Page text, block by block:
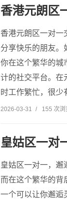
香港元朗区
香港元朗区一对一
分享快乐的朋友。
你在这个繁华的城
计的社交平台。在
时工作繁忙，很少
2026-03-31 / 155 次浏
皇姑区一对
皇姑区一对一，邂
而在这个繁华的
一个可以让你邂逅